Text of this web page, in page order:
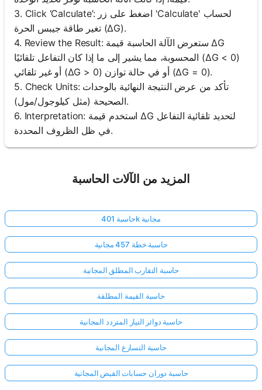
3. Click ‘Calculate’: اضغط على زر 'Calculate' لحساب
تغير طاقة جيبس الحرة (ΔG).
4. Review the Result: ستعرض الآلة الحاسبة قيمة ΔG
المحسوبة، مما يشير إلى ما إذا كان التفاعل تلقائيًا (ΔG < 0)
أو غير تلقائي (ΔG > 0) أو في حالة توازن (ΔG = 0).
5. Check Units: تأكد من عرض النتيجة النهائية بالوحدات
الصحيحة (مثل كيلوجول/مول).
6. Interpretation: استخدم قيمة ΔG لتحديد تلقائية التفاعل
في ظل الظروف المحددة.
المزيد من الآلات الحاسبة
حاسبة 401k مجانية
حاسبة خطة 457 مجانية
حاسبة التقارب المطلق المجانية
حاسبة القيمة المطلقة
حاسبة دوائر التيار المتردد المجانية
حاسبة التسارع المجانية
حاسبة دوران حسابات القبض المجانية